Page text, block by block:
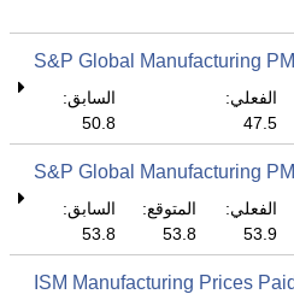
S&P Global Manufacturing PMI
الفعلي:
47.5
السابق:
50.8
S&P Global Manufacturing PMI
الفعلي:
53.9
المتوقع:
53.8
السابق:
53.8
ISM Manufacturing Prices Paid